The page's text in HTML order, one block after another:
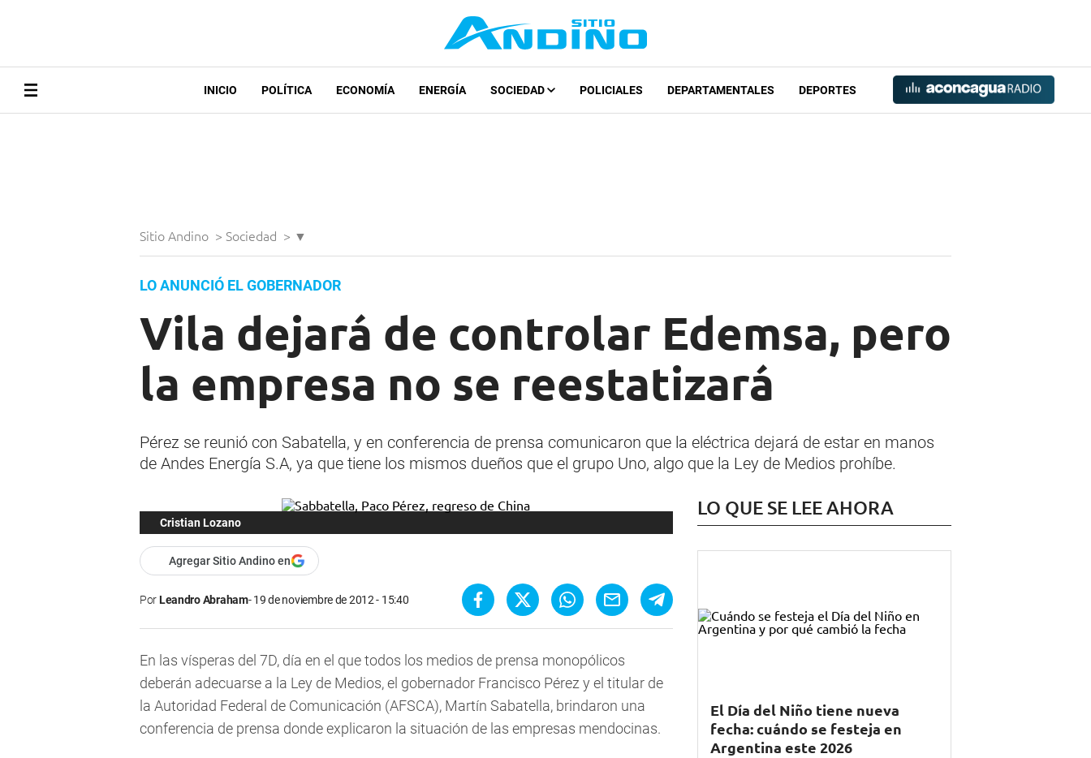
INICIO POLÍTICA ECONOMÍA ENERGÍA SOCIEDAD POLICIALES DEPARTAMENTALES DEPORTES
Sitio Andino > Sociedad > ▼
LO ANUNCIÓ EL GOBERNADOR
Vila dejará de controlar Edemsa, pero
la empresa no se reestatizará
Pérez se reunió con Sabatella, y en conferencia de prensa comunicaron que la eléctrica dejará de estar en manos
de Andes Energía S.A, ya que tiene los mismos dueños que el grupo Uno, algo que la Ley de Medios prohíbe.
Cristian Lozano
Agregar Sitio Andino en
PorLeandro Abraham 19 de noviembre de 2012 - 15:40
En las vísperas del 7D, día en el que todos los medios de prensa monopólicos
deberán adecuarse a la Ley de Medios, el gobernador Francisco Pérez y el titular de
la Autoridad Federal de Comunicación (AFSCA), Martín Sabatella, brindaron una
conferencia de prensa donde explicaron la situación de las empresas mendocinas.
LO QUE SE LEE AHORA
El Día del Niño tiene nueva
fecha: cuándo se festeja en
Argentina este 2026